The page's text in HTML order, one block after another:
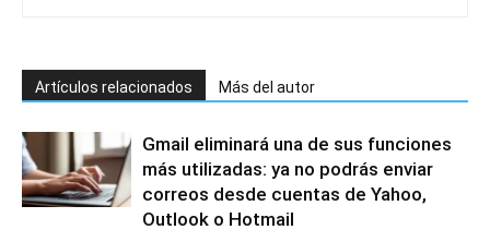
Artículos relacionados Más del autor
Gmail eliminará una de sus funciones
más utilizadas: ya no podrás enviar
correos desde cuentas de Yahoo,
Outlook o Hotmail